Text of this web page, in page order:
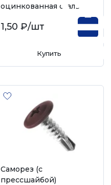
оцинкованная сталь
1,50 ₽/шт
Купить
Саморез (с
прессшайбой)